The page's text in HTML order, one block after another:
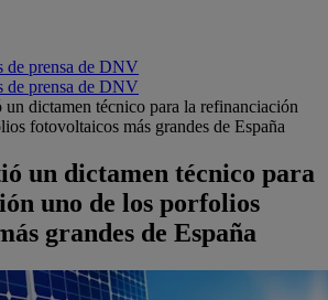
de prensa de DNV
de prensa de DNV
dictamen técnico para la refinanciación
fotovoltaicos más grandes de España
un dictamen técnico para
uno de los porfolios
grandes de España